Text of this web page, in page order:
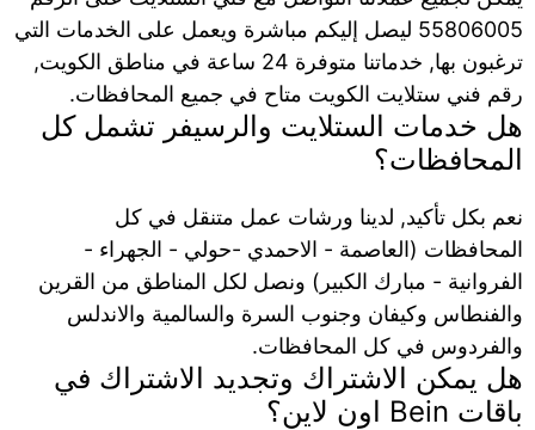
55806005 ليصل إليكم مباشرة ويعمل على الخدمات التي
ترغبون بها, خدماتنا متوفرة 24 ساعة في مناطق الكويت,
رقم فني ستلايت الكويت متاح في جميع المحافظات.
هل خدمات الستلايت والرسيفر تشمل كل
المحافظات؟
نعم بكل تأكيد, لدينا ورشات عمل متنقل في كل
المحافظات (العاصمة - الاحمدي -حولي - الجهراء -
الفروانية - مبارك الكبير) ونصل لكل المناطق من القرين
والفنطاس وكيفان وجنوب السرة والسالمية والاندلس
والفردوس في كل المحافظات.
هل يمكن الاشتراك وتجديد الاشتراك في
باقات Bein اون لاين؟